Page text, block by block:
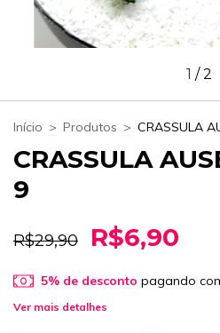
1 /2
Início > Produtos > CRASSULA
CRASSULA
9
R$29,90 R$6,90
5% de desconto pagando
Ver mais detalhes